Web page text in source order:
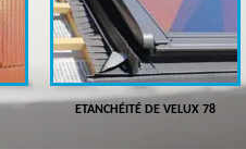
ETANCHÉITÉ DE VELUX 78